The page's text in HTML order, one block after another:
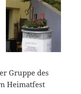
Gruppe des
Heimatfest